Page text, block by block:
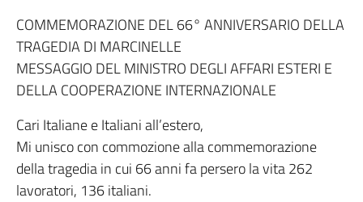
COMMEMORAZIONE DEL 66° ANNIVERSARIO DELLA
TRAGEDIA DI MARCINELLE
MESSAGGIO DEL MINISTRO DEGLI AFFARI ESTERI E
DELLA COOPERAZIONE INTERNAZIONALE
Cari Italiane e Italiani all’estero,
Mi unisco con commozione alla commemorazione
della tragedia in cui 66 anni fa persero la vita 262
lavoratori, 136 italiani.